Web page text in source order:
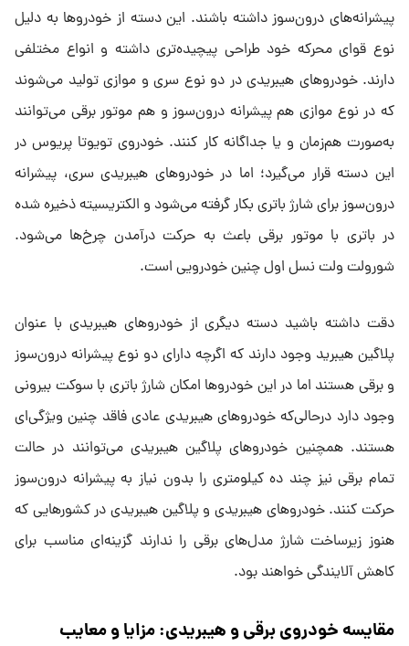
پیشرانه‌های درون‌سوز داشته باشند. این دسته از خودروها به دلیل
نوع قوای محرکه خود طراحی پیچیده‌تری داشته و انواع مختلفی
دارند. خودروهای هیبریدی در دو نوع سری و موازی تولید می‌شوند
که در نوع موازی هم پیشرانه درون‌سوز و هم موتور برقی می‌توانند
به‌صورت هم‌زمان و یا جداگانه کار کنند. خودروی تویوتا پریوس در
این دسته قرار می‌گیرد؛ اما در خودروهای هیبریدی سری، پیشرانه
درون‌سوز برای شارژ باتری بکار گرفته می‌شود و الکتریسیته ذخیره شده
در باتری با موتور برقی باعث به حرکت درآمدن چرخ‌ها می‌شود.
شورولت ولت نسل اول چنین خودرویی است.
دقت داشته باشید دسته دیگری از خودروهای هیبریدی با عنوان
پلاگین هیبرید وجود دارند که اگرچه دارای دو نوع پیشرانه درون‌سوز
و برقی هستند اما در این خودروها امکان شارژ باتری با سوکت بیرونی
وجود دارد درحالی‌که خودروهای هیبریدی عادی فاقد چنین ویژگی‌ای
هستند. همچنین خودروهای پلاگین هیبریدی می‌توانند در حالت
تمام برقی نیز چند ده کیلومتری را بدون نیاز به پیشرانه درون‌سوز
حرکت کنند. خودروهای هیبریدی و پلاگین هیبریدی در کشورهایی که
هنوز زیرساخت شارژ مدل‌های برقی را ندارند گزینه‌ای مناسب برای
کاهش آلایندگی خواهند بود.
مقایسه خودروی برقی و هیبریدی: مزایا و معایب